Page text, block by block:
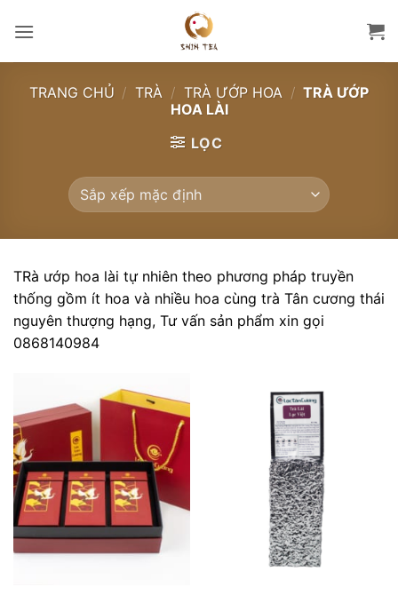
qua
TRANG CHỦ / TRÀ / TRÀ ƯỚP HOA / TRÀ ƯỚP
HOA LÀI
LỌC
TRà ướp hoa lài tự nhiên theo phương pháp truyền
thống gồm ít hoa và nhiều hoa cùng trà Tân cương thái
nguyên thượng hạng, Tư vấn sản phẩm xin gọi
0868140984